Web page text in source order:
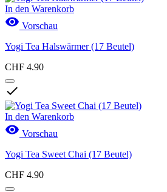
In den Warenkorb
 Vorschau
Yogi Tea Halswärmer (17 Beutel)
CHF 4.90

In den Warenkorb
 Vorschau
Yogi Tea Sweet Chai (17 Beutel)
CHF 4.90